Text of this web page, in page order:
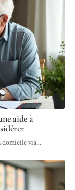
aide à
domicile via…